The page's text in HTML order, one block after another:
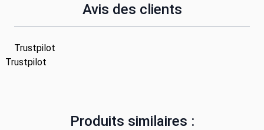
Avis des clients
Trustpilot
Trustpilot
Produits similaires :